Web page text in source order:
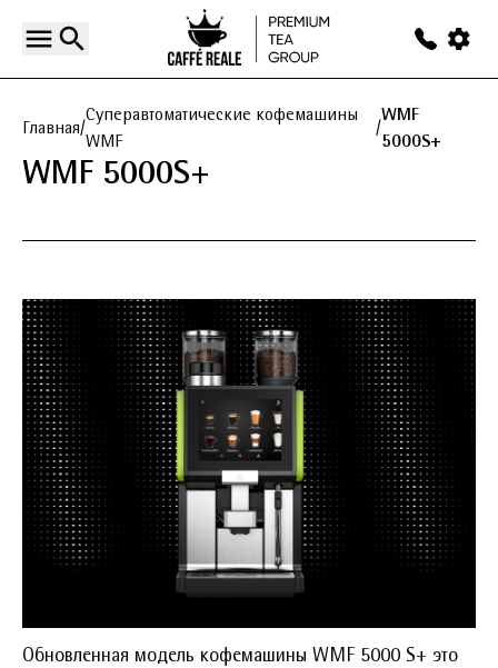
Главная/
Суперавтоматические кофемашины
WMF
/
WMF
5000S+
WMF 5000S+
Обновленная модель кофемашины WMF 5000 S+ это